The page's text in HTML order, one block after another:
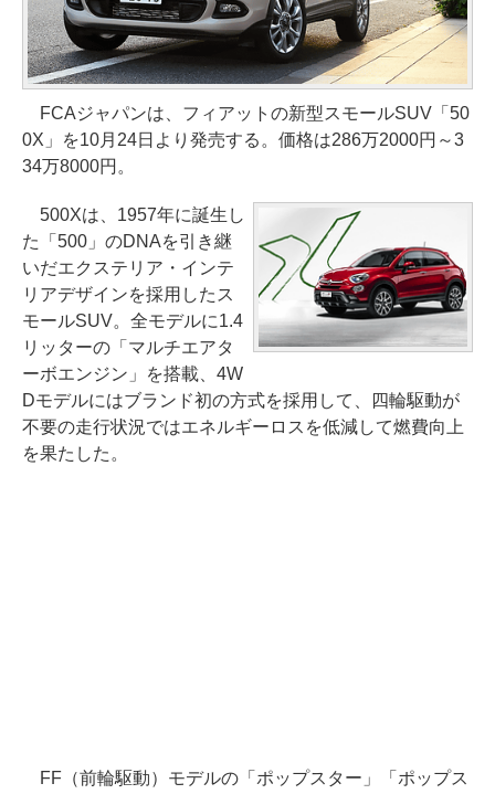
FCAジャパンは、フィアットの新型スモールSUV「50
0X」を10月24日より発売する。価格は286万2000円～3
34万8000円。
500Xは、1957年に誕生し
た「500」のDNAを引き継
いだエクステリア・インテ
リアデザインを採用したス
モールSUV。全モデルに1.4
リッターの「マルチエアタ
ーボエンジン」を搭載、4W
Dモデルにはブランド初の方式を採用して、四輪駆動が
不要の走行状況ではエネルギーロスを低減して燃費向上
を果たした。
FF（前輪駆動）モデルの「ポップスター」「ポップス